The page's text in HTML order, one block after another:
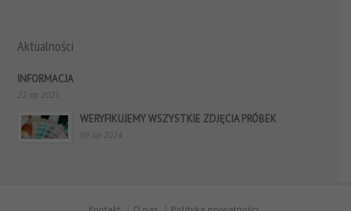
Aktualności
INFORMACJA
22 sty 2025
WERYFIKUJEMY WSZYSTKIE ZDJĘCIA PRÓBEK
09 lip 2024